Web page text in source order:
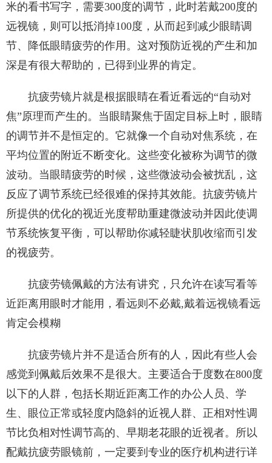
米的看书写字，需要300度的调节，此时若戴200度的
远视镜，则可以抵消掉100度，从而起到减少眼睛调
节、降低眼睛疲劳的作用。这对预防近视的产生和加
深是有很大帮助的，已得到业界的肯定。
抗疲劳镜片就是根据眼睛在看近看远的“自动对
焦”原理而产生的。当眼睛聚焦于固定目标上时，眼睛
的调节并不是恒定的。它就像一个自动对焦系统，在
平均位置的附近不断变化。这些变化被称为调节的微
波动。当眼睛疲劳的时候，这些微波动会被扰乱，这
反应了调节系统已经很难的保持其效能。抗疲劳镜片
所提供的优化的视近光度帮助重建微波动并因此使调
节系统恢复平衡，可以帮助你减轻睫状肌收缩而引发
的视疲劳。
抗疲劳镜佩戴的方法有讲究，只允许在读写看等
近距离用眼时才能用，看远则不必戴,戴着远视镜看远
肯定会模糊
抗疲劳镜片并不是适合所有的人，因此有些人会
感觉到佩戴后效果不是很大。主要适合于度数在800度
以下的人群，包括长期近距离工作的办公人员、学
生、眼位正常或轻度内隐斜的近视人群、正相对性调
节比负相对性调节高的、早期老花眼的近视者。所以
配戴抗疲劳眼镜前，一定要到专业的医疗机构进行详